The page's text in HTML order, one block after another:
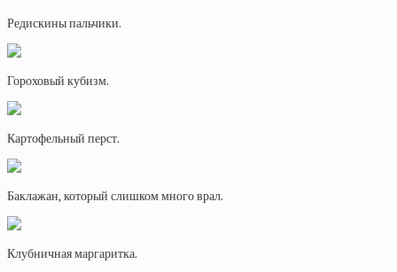
Редискины пальчики.
Гороховый кубизм.
Картофельный перст.
Баклажан, который слишком много врал.
Клубничная маргаритка.